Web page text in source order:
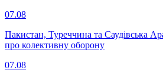
07.08
Пакистан, Туреччина та Саудівська
про колективну оборону
07.08